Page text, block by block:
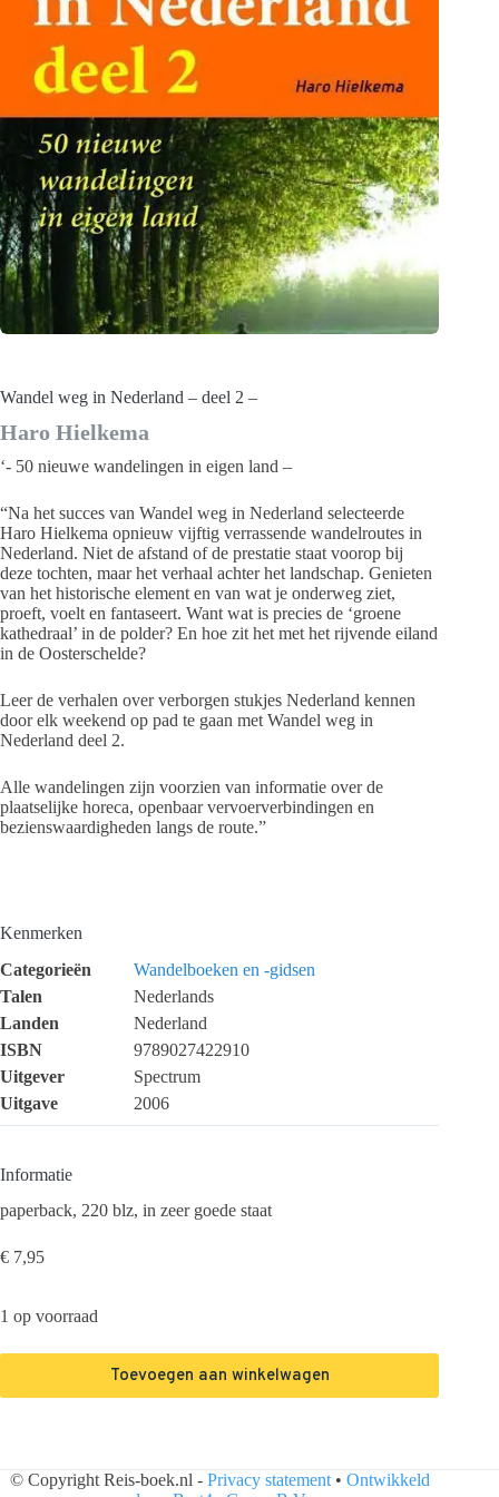
Wandel weg in Nederland – deel 2 –
Haro Hielkema
‘- 50 nieuwe wandelingen in eigen land –
“Na het succes van Wandel weg in Nederland selecteerde
Haro Hielkema opnieuw vijftig verrassende wandelroutes in
Nederland. Niet de afstand of de prestatie staat voorop bij
deze tochten, maar het verhaal achter het landschap. Genieten
van het historische element en van wat je onderweg ziet,
proeft, voelt en fantaseert. Want wat is precies de ‘groene
kathedraal’ in de polder? En hoe zit het met het rijvende eiland
in de Oosterschelde?
Leer de verhalen over verborgen stukjes Nederland kennen
door elk weekend op pad te gaan met Wandel weg in
Nederland deel 2.
Alle wandelingen zijn voorzien van informatie over de
plaatselijke horeca, openbaar vervoerverbindingen en
bezienswaardigheden langs de route.”
Kenmerken
Categorieën
Wandelboeken en -gidsen
Talen
Nederlands
Landen
Nederland
ISBN
9789027422910
Uitgever
Spectrum
Uitgave
2006
Informatie
paperback, 220 blz, in zeer goede staat
€ 7,95
1 op voorraad
Toevoegen aan winkelwagen
© Copyright Reis-boek.nl - Privacy statement • Ontwikkeld